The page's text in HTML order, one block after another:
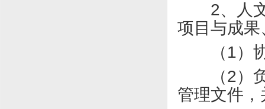
2、人
项目与成
（1）
（2）
管理文件